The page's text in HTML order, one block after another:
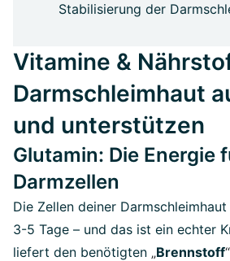
Stabilisierung der
Vitamine &
Darmschleimhaut
und unterstützen
Glutamin: Die Energie
Darmzellen
Die Zellen deiner
3-5 Tage – und das ist ein echter
liefert den benötigten „Brennstoff“